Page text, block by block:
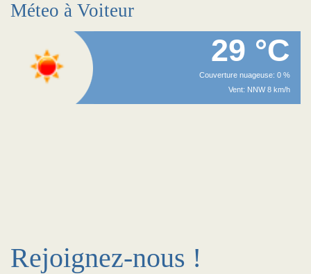
Méteo à Voiteur
29 °C
Couverture nuageuse: 0 %
Vent: NNW 8 km/h
Rejoignez-nous !